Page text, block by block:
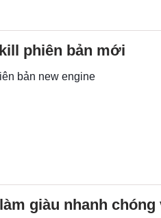
phiên bản mới
bản new engine
giàu nhanh